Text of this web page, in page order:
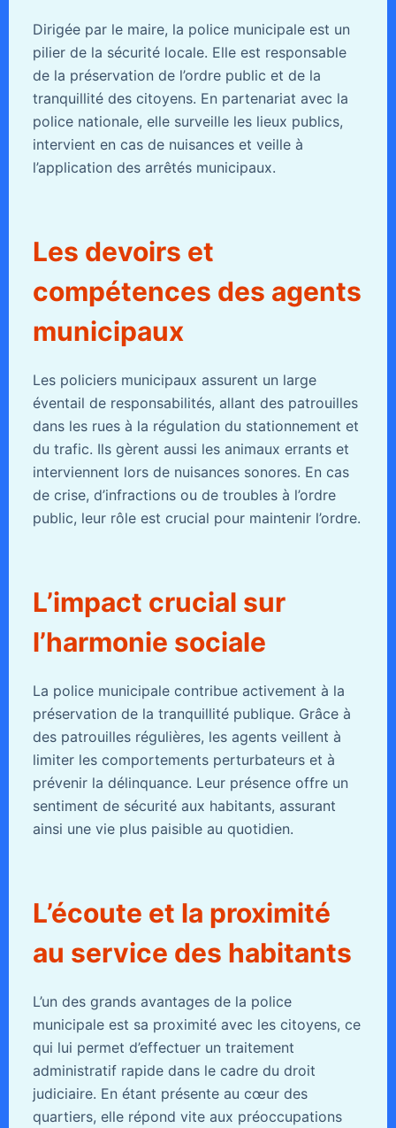
Dirigée par le maire, la police municipale est un
pilier de la sécurité locale. Elle est responsable
de la préservation de l’ordre public et de la
tranquillité des citoyens. En partenariat avec la
police nationale, elle surveille les lieux publics,
intervient en cas de nuisances et veille à
l’application des arrêtés municipaux.
Les devoirs et
compétences des agents
municipaux
Les policiers municipaux assurent un large
éventail de responsabilités, allant des patrouilles
dans les rues à la régulation du stationnement et
du trafic. Ils gèrent aussi les animaux errants et
interviennent lors de nuisances sonores. En cas
de crise, d’infractions ou de troubles à l’ordre
public, leur rôle est crucial pour maintenir l’ordre.
L’impact crucial sur
l’harmonie sociale
La police municipale contribue activement à la
préservation de la tranquillité publique. Grâce à
des patrouilles régulières, les agents veillent à
limiter les comportements perturbateurs et à
prévenir la délinquance. Leur présence offre un
sentiment de sécurité aux habitants, assurant
ainsi une vie plus paisible au quotidien.
L’écoute et la proximité
au service des habitants
L’un des grands avantages de la police
municipale est sa proximité avec les citoyens, ce
qui lui permet d’effectuer un traitement
administratif rapide dans le cadre du droit
judiciaire. En étant présente au cœur des
quartiers, elle répond vite aux préoccupations